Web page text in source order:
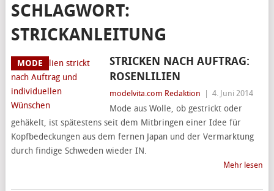
SCHLAGWORT:
STRICKANLEITUNG
MODE
STRICKEN NACH AUFTRAG:
ROSENLILIEN
modelvita.com Redaktion 4. Juni 2014
Mode aus Wolle, ob gestrickt oder
gehäkelt, ist spätestens seit dem Mitbringen einer Idee für
Kopfbedeckungen aus dem fernen Japan und der Vermarktung
durch findige Schweden wieder IN.
Mehr lesen